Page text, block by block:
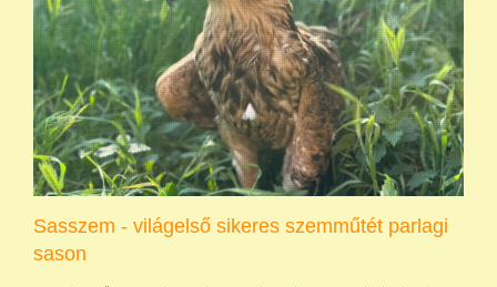
Sasszem - világelső sikeres szemműtét parlagi
sason